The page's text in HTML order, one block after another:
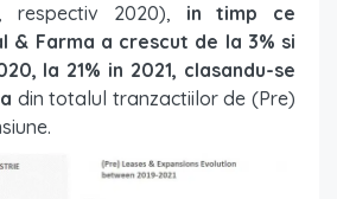
respectiv 2020), in timp ce
& Farma a crescut de la 3% si
la 21% in 2021, clasandu-se
din totalul tranzactiilor de (Pre)